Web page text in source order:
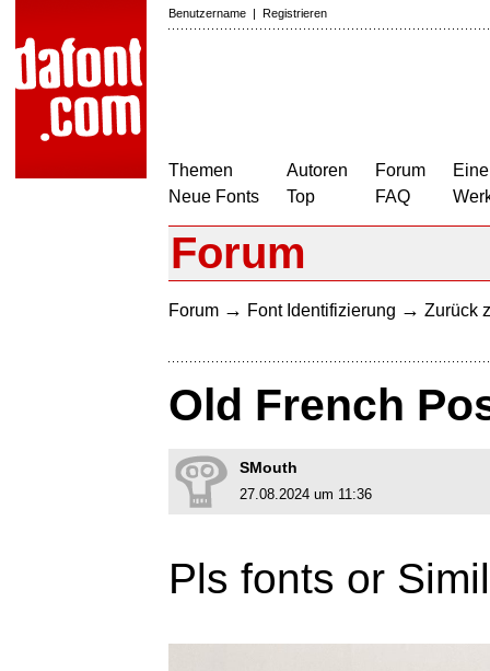
Benutzername | Registrieren
Themen
Neue Fonts
Autoren
Top
Forum
FAQ
Forum
Forum → Font Identifizierung → Zurück
Old French
SMouth
27.08.2024 um 11:36
Pls fonts or